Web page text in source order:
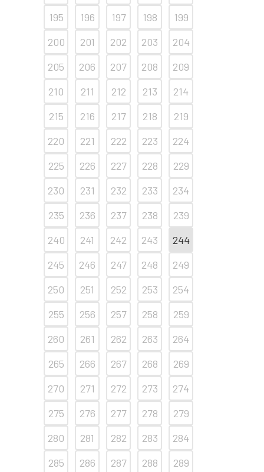
195
196 197 198
199
200
201 202 203
204
205
206 207 208
209
210
211 212 213
214
215
216 217 218
219
220
221 222 223
224
225
226 227 228
229
230
231 232 233
234
235
236 237 238
239
240
241 242 243
244
245
246 247 248
249
250
251 252 253
254
255
256 257 258
259
260
261 262 263
264
265
266 267 268
269
270
271 272 273
274
275
276 277 278
279
280
281 282 283
284
285
286 287 288
289